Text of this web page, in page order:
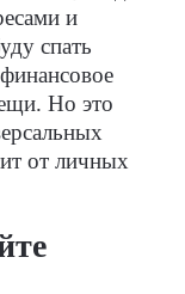
и
спать
Но это
от личных